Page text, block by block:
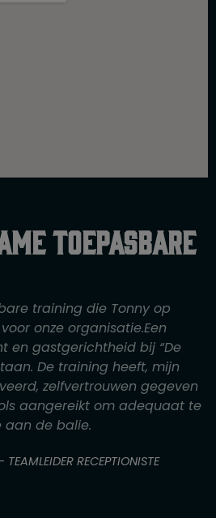
toepasbare
training die Tonny op
onze organisatie.Een
en gastgerichtheid bij “De
De training heeft, mijn
zelfvertrouwen gegeven
aangereikt om adequaat te
aan de balie.
RECEPTIONISTE